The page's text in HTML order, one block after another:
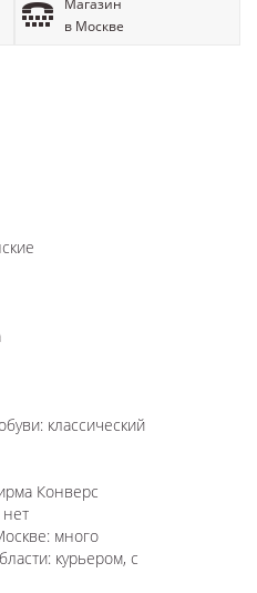
Магазин
в Москве
классический
Конверс
много
курьером, с